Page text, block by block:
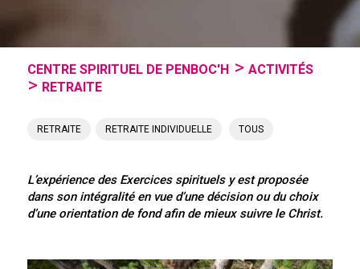
CENTRE SPIRITUEL DE PENBOC'H
ACTIVITÉS
RETRAITE
RETRAITE RETRAITE INDIVIDUELLE TOUS
L’expérience des Exercices spirituels y est proposée
dans son intégralité en vue d’une décision ou du choix
d’une orientation de fond afin de mieux suivre le Christ.